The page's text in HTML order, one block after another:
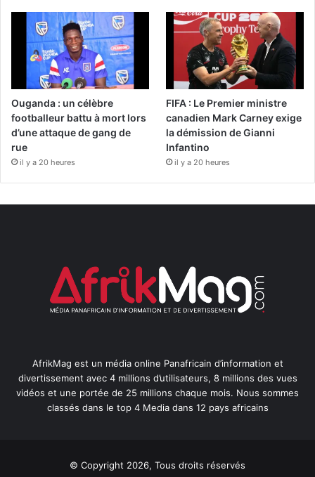
Ouganda : un célèbre
footballeur battu à mort lors
d’une attaque de gang de
rue
il y a 20 heures
FIFA : Le Premier ministre
canadien Mark Carney exige
la démission de Gianni
Infantino
il y a 20 heures
AfrikMag est un média online Panafricain d’information et
divertissement avec 4 millions d’utilisateurs, 8 millions des vues
vidéos et une portée de 25 millions chaque mois. Nous sommes
classés dans le top 4 Media dans 12 pays africains
© Copyright 2026, Tous droits réservés